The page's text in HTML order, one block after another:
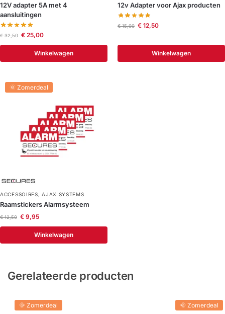
12V adapter 5A met 4
aansluitingen
€32,50 €25,00
Winkelwagen
12v Adapter voor Ajax producten
€15,00 €12,50
Winkelwagen
🌞 Zomerdeal
ACCESSOIRES,AJAX SYSTEMS
Raamstickers Alarmsysteem
€12,50 €9,95
Winkelwagen
Gerelateerde producten
🌞 Zomerdeal 🌞 Zomerdeal